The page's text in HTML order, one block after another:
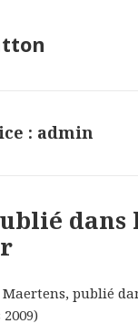
: admin
dans
publié